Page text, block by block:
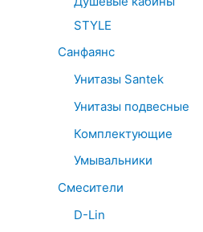
STYLE
Санфаянс
Унитазы Santek
Унитазы подвесные
Комплектующие
Умывальники
Смесители
D-Lin